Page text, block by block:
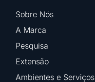
Sobre Nós
A Marca
Pesquisa
Extensão
Ambientes e Serviços